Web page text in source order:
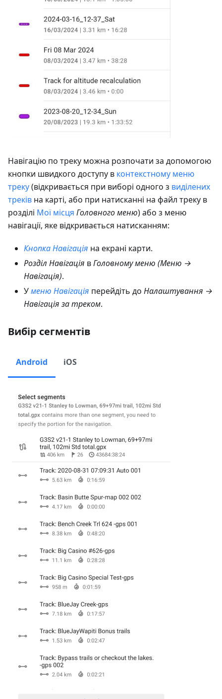
Навігацію по треку можна розпочати за допомогою
кнопки швидкого доступу в контекстному меню
треку(відкривається при виборі одного з виділених
треків на карті, або при натисканні на файл треку в
розділі Мої місця Головного меню) або з меню
навігації, яке відкривається натисканням:
Кнопка Навігація на екрані карти.
Розділ Навігація вГоловному меню (Меню →
Навігація).
Уменю Навігація перейдіть до Налаштування →
Навігація за треком.
Вибір сегментів
Android iOS